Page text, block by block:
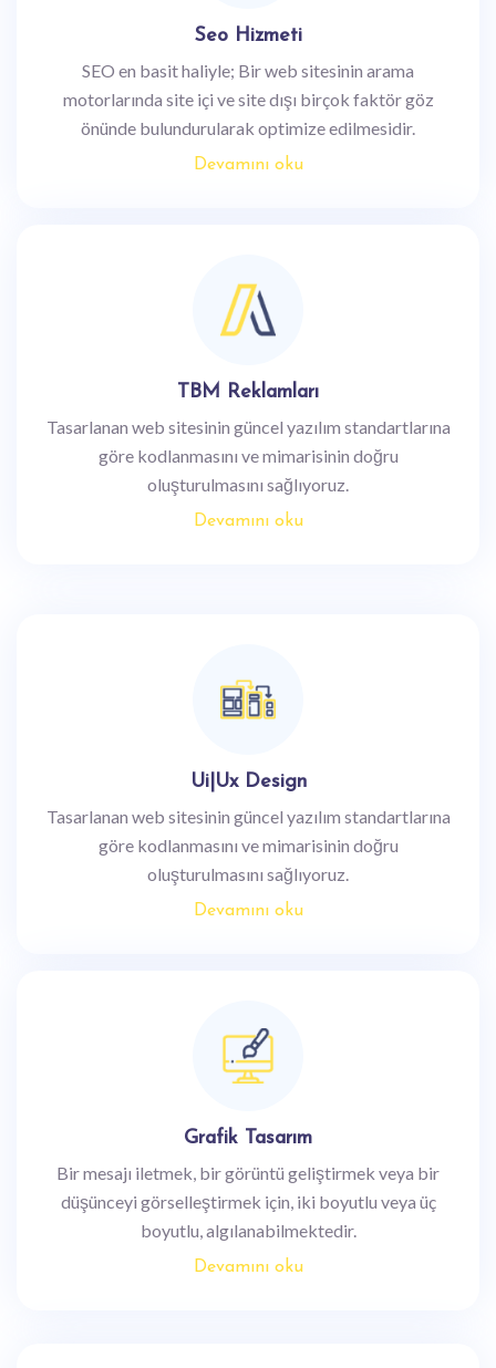
Seo Hizmeti
SEO en basit haliyle; Bir web sitesinin arama
motorlarında site içi ve site dışı birçok faktör göz
önünde bulundurularak optimize edilmesidir.
Devamını oku
TBM Reklamları
Tasarlanan web sitesinin güncel yazılım standartlarına
göre kodlanmasını ve mimarisinin doğru
oluşturulmasını sağlıyoruz.
Devamını oku
Ui|Ux Design
Tasarlanan web sitesinin güncel yazılım standartlarına
göre kodlanmasını ve mimarisinin doğru
oluşturulmasını sağlıyoruz.
Devamını oku
Grafik Tasarım
Bir mesajı iletmek, bir görüntü geliştirmek veya bir
düşünceyi görselleştirmek için, iki boyutlu veya üç
boyutlu, algılanabilmektedir.
Devamını oku